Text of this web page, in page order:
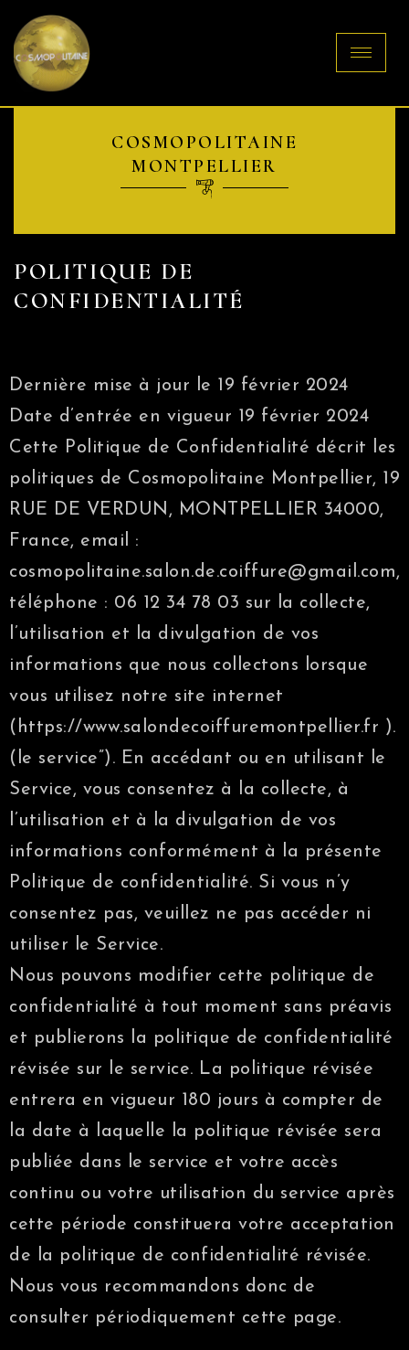
COSMOPOLITAINE
MONTPELLIER
POLITIQUE DE
CONFIDENTIALITÉ
Dernière mise à jour le 19 février 2024
Date d’entrée en vigueur 19 février 2024
Cette Politique de Confidentialité décrit les
politiques de Cosmopolitaine Montpellier, 19
RUE DE VERDUN, MONTPELLIER 34000,
France, email :
cosmopolitaine.salon.de.coiffure@gmail.com,
téléphone : 06 12 34 78 03 sur la collecte,
l’utilisation et la divulgation de vos
informations que nous collectons lorsque
vous utilisez notre site internet
(https://www.salondecoiffuremontpellier.fr ).
(le service”). En accédant ou en utilisant le
Service, vous consentez à la collecte, à
l’utilisation et à la divulgation de vos
informations conformément à la présente
Politique de confidentialité. Si vous n’y
consentez pas, veuillez ne pas accéder ni
utiliser le Service.
Nous pouvons modifier cette politique de
confidentialité à tout moment sans préavis
et publierons la politique de confidentialité
révisée sur le service. La politique révisée
entrera en vigueur 180 jours à compter de
la date à laquelle la politique révisée sera
publiée dans le service et votre accès
continu ou votre utilisation du service après
cette période constituera votre acceptation
de la politique de confidentialité révisée.
Nous vous recommandons donc de
consulter périodiquement cette page.